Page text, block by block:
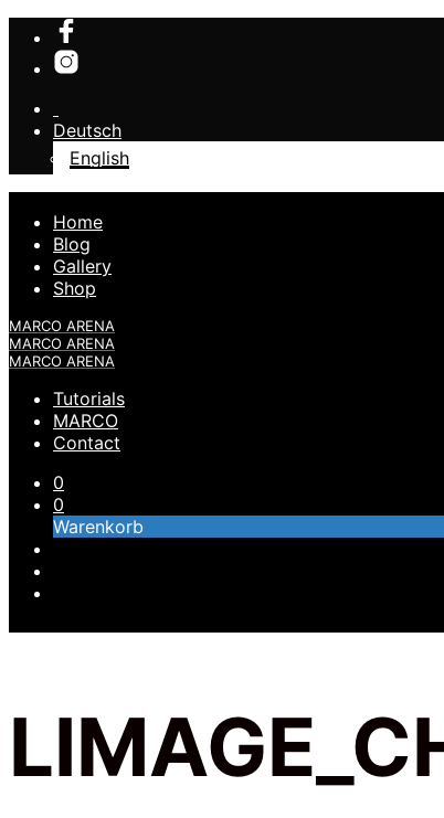
Deutsch
English
Home
Blog
Gallery
Shop
MARCO ARENA
MARCO ARENA
MARCO ARENA
Tutorials
MARCO
Contact
0
0
Warenkorb